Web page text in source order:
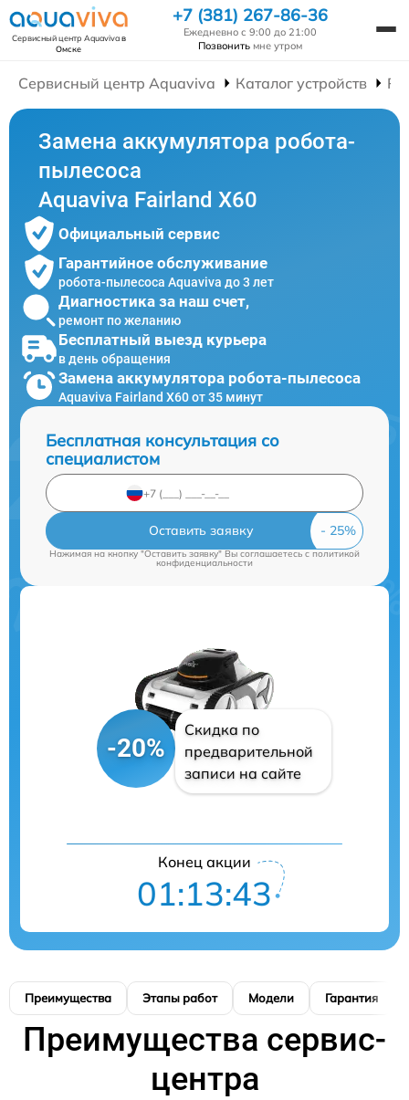
Сервисный центр Aquavivaв
Омске
+7 (381) 267-86-36
Ежедневно с 9:00 до 21:00
Позвонить мне утром
Сервисный центр Aquaviva Каталог устройств
Замена аккумулятора робота-
пылесоса
Aquaviva Fairland X60
Официальный сервис
Гарантийное обслуживание
робота-пылесоса Aquaviva до 3 лет
Диагностика за наш счет,
ремонт по желанию
Бесплатный выезд курьера
в день обращения
Замена аккумулятора робота-пылесоса
Aquaviva Fairland X60 от 35 минут
Бесплатная консультация со
специалистом
Оставить заявку
Нажимая на кнопку "Оставить заявку" Вы соглашаетесь c политикой
конфиденциальности
-20%
Скидка по
предварительной
записи на сайте
Конец акции
01:13:42
Преимущества Этапы работ Модели Гарантия
Преимущества сервис-
центра